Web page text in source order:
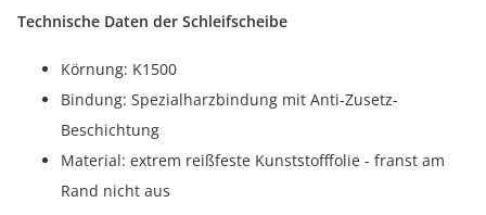
Technische Daten der Schleifscheibe
Körnung: K1500
Bindung: Spezialharzbindung mit Anti-Zusetz-
Beschichtung
Material: extrem reißfeste Kunststofffolie - franst am
Rand nicht aus